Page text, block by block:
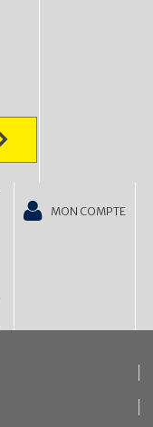
MON COMPTE